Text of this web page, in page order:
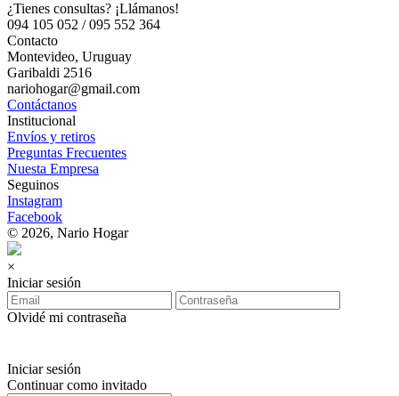
¿Tienes consultas? ¡Llámanos!
094 105 052 / 095 552 364
Contacto
Montevideo, Uruguay
Garibaldi 2516
nariohogar@gmail.com
Contáctanos
Institucional
Envíos y retiros
Preguntas Frecuentes
Nuesta Empresa
Seguinos
Instagram
Facebook
© 2026, Nario Hogar
×
Iniciar sesión
Olvidé mi contraseña
Iniciar sesión
Continuar como invitado